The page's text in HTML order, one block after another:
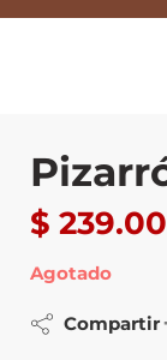
$ 239.00
Agotado
Compartir